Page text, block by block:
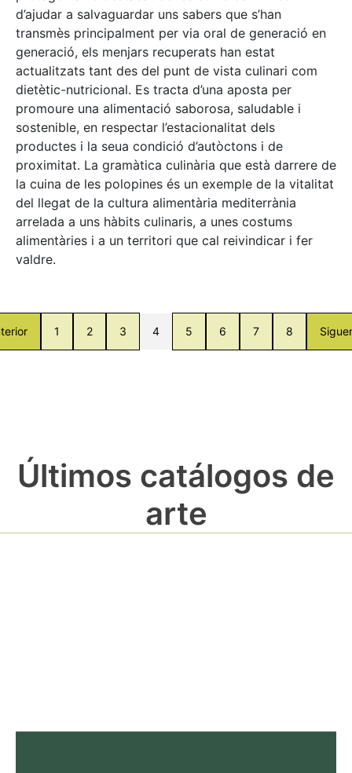
d’ajudar a salvaguardar uns sabers que s’han
transmès principalment per via oral de generació en
generació, els menjars recuperats han estat
actualitzats tant des del punt de vista culinari com
dietètic-nutricional. Es tracta d’una aposta per
promoure una alimentació saborosa, saludable i
sostenible, en respectar l’estacionalitat dels
productes i la seua condició d’autòctons i de
proximitat. La gramàtica culinària que està darrere de
la cuina de les polopines és un exemple de la vitalitat
del llegat de la cultura alimentària mediterrània
arrelada a uns hàbits culinaris, a unes costums
alimentàries i a un territori que cal reivindicar i fer
valdre.
1 2 3 4 5 6 7 8
Últimos catálogos de
arte